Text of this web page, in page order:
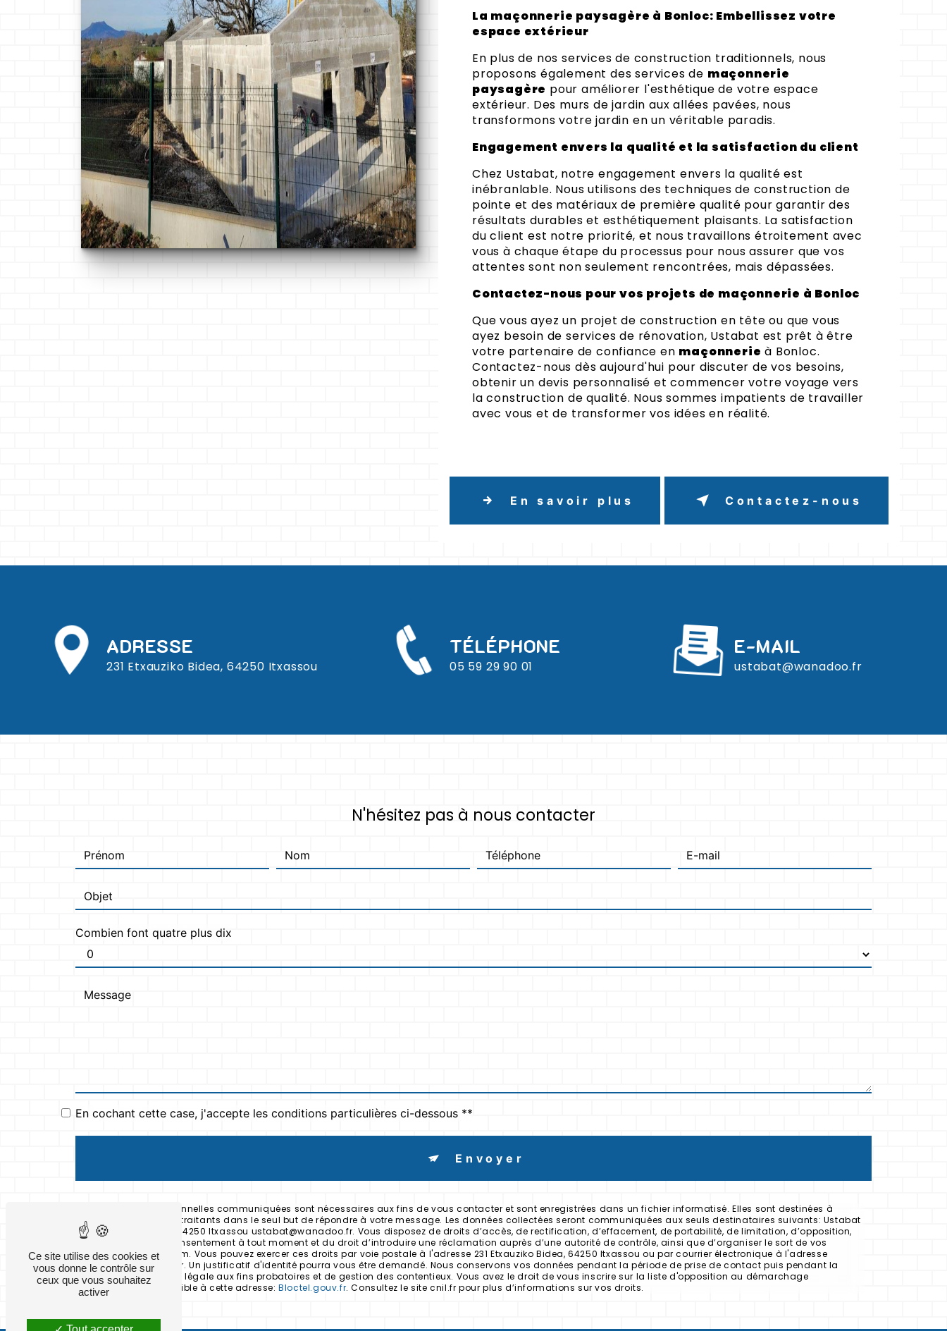
La maçonnerie paysagère à Bonloc: Embellissez votre
espace extérieur
En plus de nos services de construction traditionnels, nous
proposons également des services de maçonnerie
paysagère pour améliorer l'esthétique de votre espace
extérieur. Des murs de jardin aux allées pavées, nous
transformons votre jardin en un véritable paradis.
Engagement envers la qualité et la satisfaction du client
Chez Ustabat, notre engagement envers la qualité est
inébranlable. Nous utilisons des techniques de construction de
pointe et des matériaux de première qualité pour garantir des
résultats durables et esthétiquement plaisants. La satisfaction
du client est notre priorité, et nous travaillons étroitement avec
vous à chaque étape du processus pour nous assurer que vos
attentes sont non seulement rencontrées, mais dépassées.
Contactez-nous pour vos projets de maçonnerie à Bonloc
Que vous ayez un projet de construction en tête ou que vous
ayez besoin de services de rénovation, Ustabat est prêt à être
votre partenaire de confiance en maçonnerie à Bonloc.
Contactez-nous dès aujourd'hui pour discuter de vos besoins,
obtenir un devis personnalisé et commencer votre voyage vers
la construction de qualité. Nous sommes impatients de travailler
avec vous et de transformer vos idées en réalité.
En savoir plus Contactez-nous
ADRESSE
231 Etxauziko Bidea, 64250 Itxassou
TÉLÉPHONE
05 59 29 90 01
E-MAIL
ustabat@wanadoo.fr
N'hésitez pas à nous contacter
Combien font quatre plus dix
En cochant cette case, j'accepte les conditions particulières ci-dessous **
Envoyer
** Les données personnelles communiquées sont nécessaires aux fins de vous contacter et sont enregistrées dans un fichier informatisé. Elles sont destinées à
Ustabat et ses sous-traitants dans le seul but de répondre à votre message. Les données collectées seront communiquées aux seuls destinataires suivants: Ustabat
231 Etxauziko Bidea, 64250 Itxassou ustabat@wanadoo.fr. Vous disposez de droits d’accès, de rectification, d’effacement, de portabilité, de limitation, d’opposition,
de retrait de votre consentement à tout moment et du droit d’introduire une réclamation auprès d’une autorité de contrôle, ainsi que d’organiser le sort de vos
données post-mortem. Vous pouvez exercer ces droits par voie postale à l'adresse 231 Etxauziko Bidea, 64250 Itxassou ou par courrier électronique à l'adresse
ustabat@wanadoo.fr. Un justificatif d'identité pourra vous être demandé. Nous conservons vos données pendant la période de prise de contact puis pendant la
durée de prescription légale aux fins probatoires et de gestion des contentieux. Vous avez le droit de vous inscrire sur la liste d'opposition au démarchage
téléphonique, disponible à cette adresse:Bloctel.gouv.fr. Consultez le site cnil.fr pour plus d’informations sur vos droits.
Ce site utilise des cookies et
vous donne le contrôle sur
ceux que vous souhaitez
activer